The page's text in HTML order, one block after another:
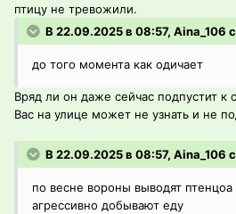
птицу не тревожили.
В 22.09.2025 в 08:57, Aina_106
до того момента как одичает
Вряд ли он даже сейчас подпустит к
Вас на улице может не узнать и не
В 22.09.2025 в 08:57, Aina_106
по весне вороны выводят птенцоа
агрессивно добывают еду